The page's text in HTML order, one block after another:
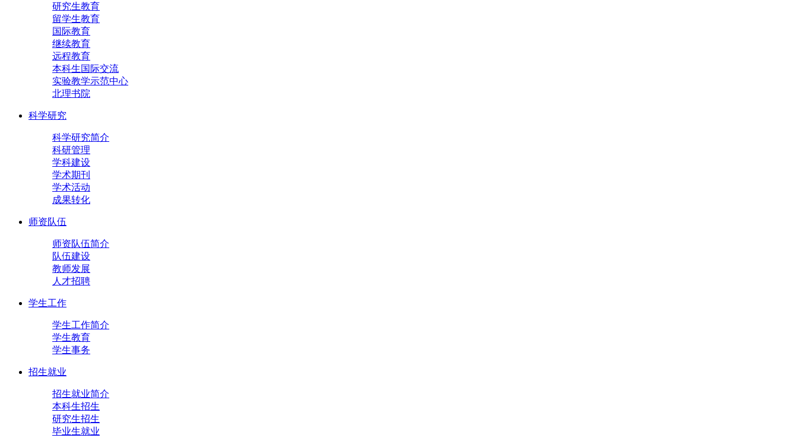
研究生教育
留学生教育
国际教育
继续教育
远程教育
本科生国际交流
实验教学示范中心
北理书院
科学研究
科学研究简介
科研管理
学科建设
学术期刊
学术活动
成果转化
师资队伍
师资队伍简介
队伍建设
教师发展
人才招聘
学生工作
学生工作简介
学生教育
学生事务
招生就业
招生就业简介
本科生招生
研究生招生
毕业生就业